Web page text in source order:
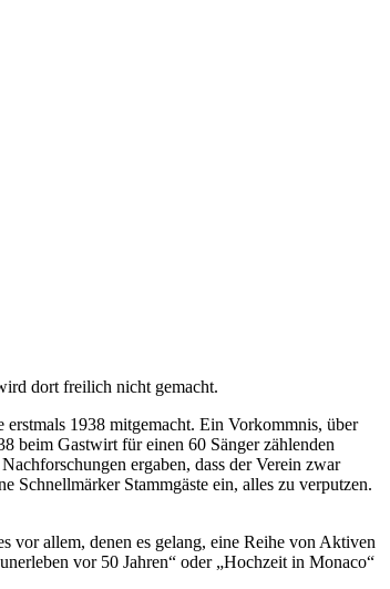
dort freilich nicht gemacht.
1938 mitgemacht. Ein Vorkommnis, über
beim Gastwirt für einen 60 Sänger zählenden
ergaben, dass der Verein zwar
Schnellmärker Stammgäste ein, alles zu verputzen.
vor allem, denen es gelang, eine Reihe von Aktiven
vor 50 Jahren“ oder „Hochzeit in Monaco“